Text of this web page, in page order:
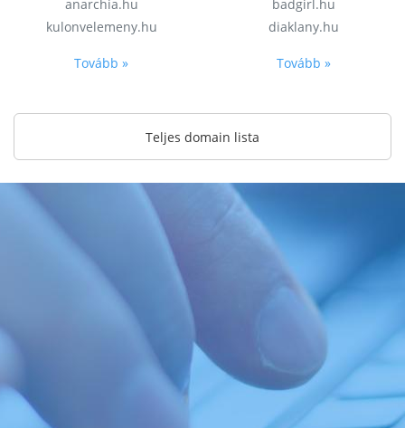
anarchia.hu
kulonvelemeny.hu
Tovább »
badgirl.hu
diaklany.hu
Tovább »
Teljes domain lista